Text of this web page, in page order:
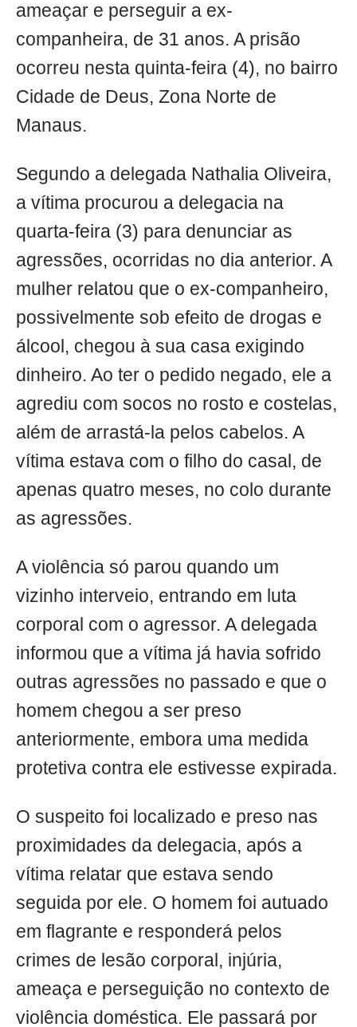
ameaçar e perseguir a ex-
companheira, de 31 anos. A prisão
ocorreu nesta quinta-feira (4), no bairro
Cidade de Deus, Zona Norte de
Manaus.
Segundo a delegada Nathalia Oliveira,
a vítima procurou a delegacia na
quarta-feira (3) para denunciar as
agressões, ocorridas no dia anterior. A
mulher relatou que o ex-companheiro,
possivelmente sob efeito de drogas e
álcool, chegou à sua casa exigindo
dinheiro. Ao ter o pedido negado, ele a
agrediu com socos no rosto e costelas,
além de arrastá-la pelos cabelos. A
vítima estava com o filho do casal, de
apenas quatro meses, no colo durante
as agressões.
A violência só parou quando um
vizinho interveio, entrando em luta
corporal com o agressor. A delegada
informou que a vítima já havia sofrido
outras agressões no passado e que o
homem chegou a ser preso
anteriormente, embora uma medida
protetiva contra ele estivesse expirada.
O suspeito foi localizado e preso nas
proximidades da delegacia, após a
vítima relatar que estava sendo
seguida por ele. O homem foi autuado
em flagrante e responderá pelos
crimes de lesão corporal, injúria,
ameaça e perseguição no contexto de
violência doméstica. Ele passará por